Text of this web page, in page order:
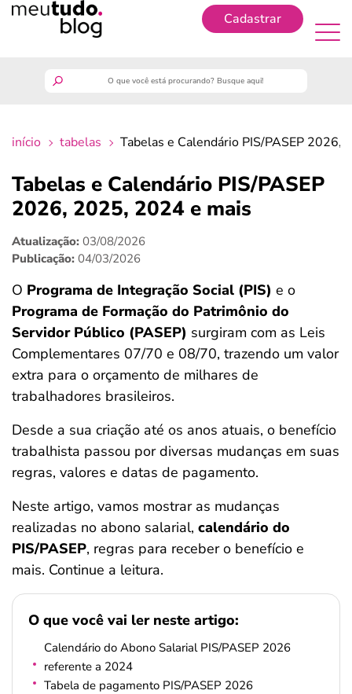
Cadastrar
finanças
benefícios
crédito fácil
últimas notícias
ferramentas
início tabelas Tabelas e Calendário PIS/PASEP
Tabelas e Calendário PIS/PASEP
2026, 2025, 2024 e mais
Atualização: 03/08/2026
Publicação: 04/03/2026
O Programa de Integração Social (PIS) e o
Programa de Formação do Patrimônio do
Servidor Público (PASEP) surgiram com as Leis
Complementares 07/70 e 08/70, trazendo um valor
extra para o orçamento de milhares de
trabalhadores brasileiros.
Desde a sua criação até os anos atuais, o benefício
trabalhista passou por diversas mudanças em suas
regras, valores e datas de pagamento.
Neste artigo, vamos mostrar as mudanças
realizadas no abono salarial, calendário do
PIS/PASEP, regras para receber o benefício e
mais. Continue a leitura.
O que você vai ler neste artigo:
Calendário do Abono Salarial PIS/PASEP 2026
referente a 2024
Tabela de pagamento PIS/PASEP 2026